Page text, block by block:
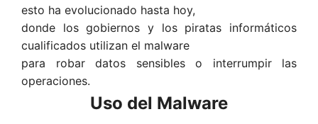
esto ha evolucionado hasta hoy,
donde los gobiernos y los piratas informáticos
cualificados utilizan el malware
para robar datos sensibles o interrumpir las
operaciones.
Uso del Malware